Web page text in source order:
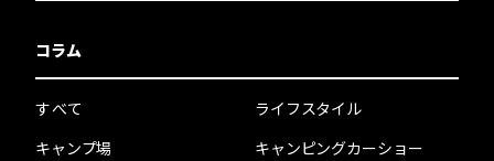
コラム
すべて
キャンプ場
ライフスタイル
キャンピングカーショー